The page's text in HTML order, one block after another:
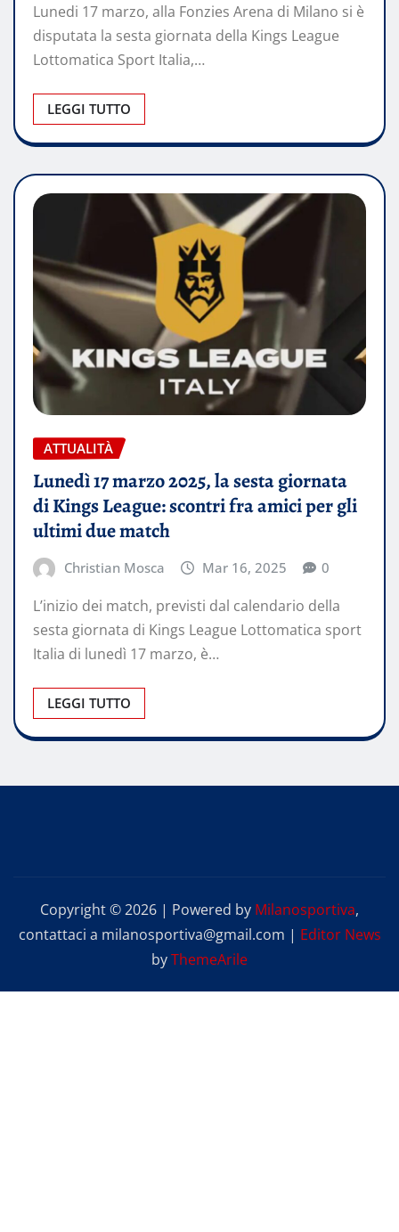
Lunedi 17 marzo, alla Fonzies Arena di Milano si è
disputata la sesta giornata della Kings League
Lottomatica Sport Italia,…
LEGGI TUTTO
ATTUALITÀ
Lunedì 17 marzo 2025, la sesta giornata
di Kings League: scontri fra amici per gli
ultimi due match
Christian Mosca Mar 16, 2025 0
L’inizio dei match, previsti dal calendario della
sesta giornata di Kings League Lottomatica sport
Italia di lunedì 17 marzo, è…
LEGGI TUTTO
Copyright © 2026 | Powered by Milanosportiva,
contattaci a milanosportiva@gmail.com | Editor News
byThemeArile